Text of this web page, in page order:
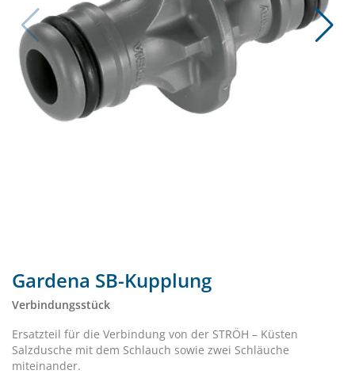
Gardena SB-Kupplung
Verbindungsstück
Ersatzteil für die Verbindung von der STRÖH – Küsten
Salzdusche mit dem Schlauch sowie zwei Schläuche
miteinander.